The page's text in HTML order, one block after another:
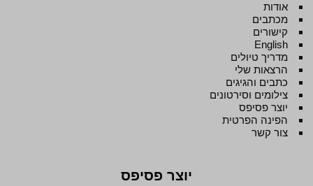
אודות
מכתבים
קישורים
English
מדריך טיולים
הרצאות שלי
כתבים והגיגים
צילומים וסירטונים
יוצר פסיפס
הפינה הפרטית
צור קשר
יוצר פסיפס